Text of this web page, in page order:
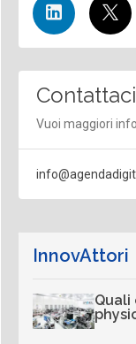
Contattaci
Vuoi maggiori
InnovAttori
Quali